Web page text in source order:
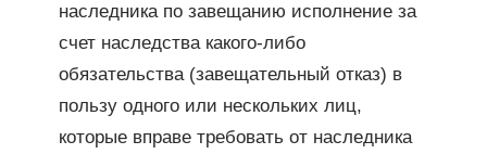
наследника по завещанию исполнение за
счет наследства какого-либо
обязательства (завещательный отказ) в
пользу одного или нескольких лиц,
которые вправе требовать от наследника